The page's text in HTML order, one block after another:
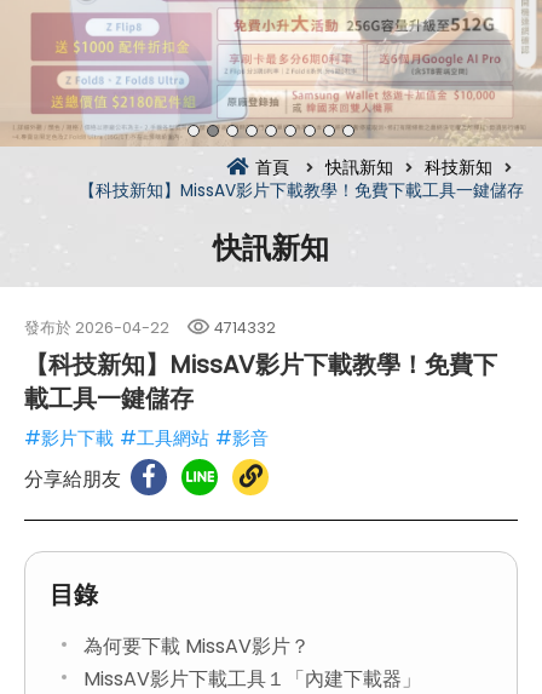
首頁 快訊新知
科技新知
【科技新知】MissAV影片下載教學！免費下載工具一鍵儲存
快訊新知
發布於 2026-04-22 4714332
【科技新知】MissAV影片下載教學！免費下
載工具一鍵儲存
#影片下載 #工具網站 #影音
分享給朋友
目錄
為何要下載 MissAV影片？
MissAV影片下載工具１「內建下載器」